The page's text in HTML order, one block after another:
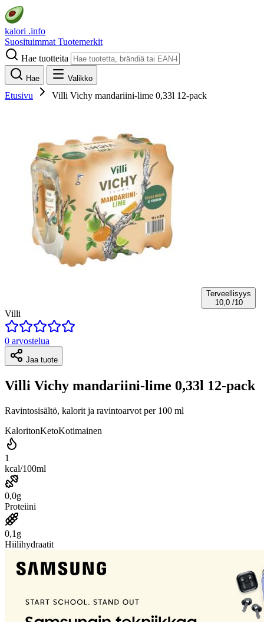
kalori .info
Suosituimmat Tuotemerkit
Hae tuotteita
Hae Valikko
Etusivu Villi Vichy mandariini-lime 0,33l 12-pack
Terveellisyys
10,0 /10
Villi
0 arvostelua
Jaa tuote
Villi Vichy mandariini-lime 0,33l 12-pack
Ravintosisältö, kalorit ja ravintoarvot per 100 ml
KaloritonKetoKotimainen
1
kcal/100ml
0,0g
Proteiini
0,1g
Hiilihydraatit